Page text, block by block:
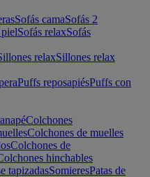
Sofás camaSofás 2
Sofás relaxSofás
relaxSillones relax
Puffs reposapiésPuffs con
Colchones
Colchones de muelles
Colchones de
hinchables
tapizadasSomieresPatas de